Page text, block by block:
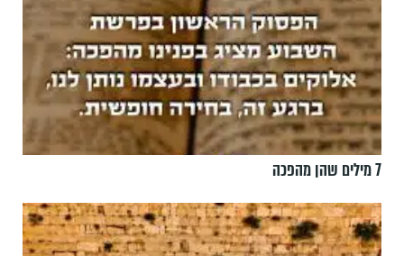
7 מילים שהן מהפכה